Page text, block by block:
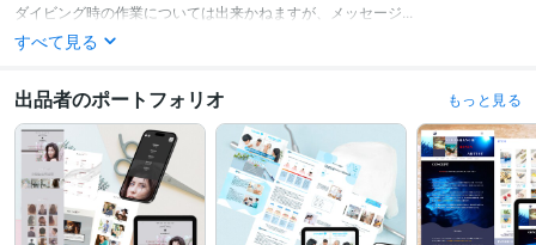
ダイビング時の作業については出来かねますが、メッセージ...
すべて見る
出品者のポートフォリオ もっと見る